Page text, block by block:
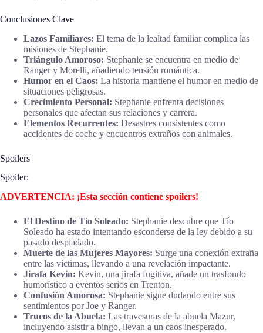
Conclusiones Clave
Lazos Familiares: El tema de la lealtad familiar complica las
misiones de Stephanie.
Triángulo Amoroso: Stephanie se encuentra en medio de
Ranger y Morelli, añadiendo tensión romántica.
Humor en el Caos: La historia mantiene el humor en medio de
situaciones peligrosas.
Crecimiento Personal: Stephanie enfrenta decisiones
personales que afectan sus relaciones y carrera.
Elementos Recurrentes: Desastres consistentes como
accidentes de coche y encuentros extraños con animales.
Spoilers
Spoiler:
ADVERTENCIA: ¡Esta sección contiene spoilers!
El Destino de Tío Soleado: Stephanie descubre que Tío
Soleado ha estado intentando esconderse de la ley debido a su
pasado despiadado.
Muerte de las Mujeres Mayores: Surge una conexión extraña
entre las víctimas, llevando a una revelación impactante.
Jirafa Kevin: Kevin, una jirafa fugitiva, añade un trasfondo
humorístico a eventos serios en Trenton.
Confusión Amorosa: Stephanie sigue dudando entre sus
sentimientos por Joe y Ranger.
Trucos de la Abuela: Las travesuras de la abuela Mazur,
incluyendo asistir a bingo, llevan a un caos inesperado.